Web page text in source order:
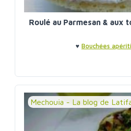
Roulé au Parmesan & aux
♥ Bouchées
Mechouia - La blog de